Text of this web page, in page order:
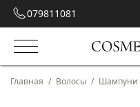
079811081
Главная / Волосы / Шампуни